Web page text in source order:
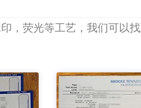
，荧光等工艺，我们可以
Page